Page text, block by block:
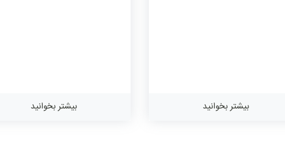
بیشتر بخوانید بیشتر بخوانید